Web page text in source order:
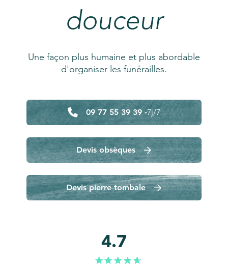
douceur
Une façon plus humaine et plus abordable
d'organiser les funérailles.
09 77 55 39 39 -7j/7
Devis obsèques
Devis pierre tombale
4.7